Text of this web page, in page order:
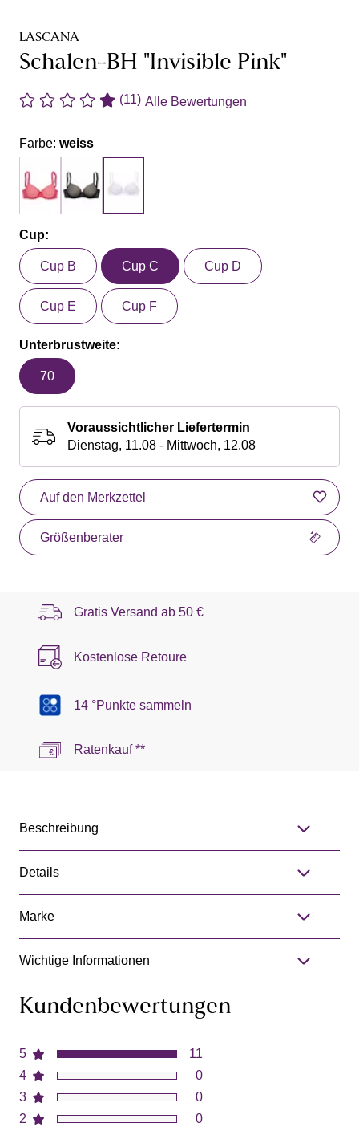
LASCANA
Schalen-BH "Invisible Pink"
(11) Alle Bewertungen
Farbe: weiss
Cup:
Cup B Cup C Cup D
Cup E Cup F
Unterbrustweite:
70
Voraussichtlicher Liefertermin
Dienstag, 11.08 - Mittwoch, 12.08
Auf den Merkzettel
Größenberater
Gratis Versand ab 50 €
Kostenlose Retoure
14 °Punkte sammeln
Ratenkauf **
Beschreibung
Details
Marke
Wichtige Informationen
Kundenbewertungen
5
4
3
2
11
0
0
0